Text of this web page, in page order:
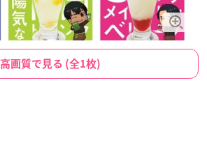
高画質で見る (全1枚)